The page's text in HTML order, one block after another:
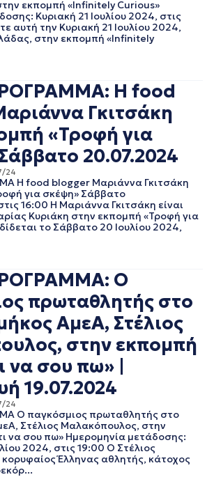
ΜΑΙΟΣ 2018
ΑΠΡΙΛΙΟΣ 2018
ΜΑΡΤΙΟΣ 2018
ΔΕΚΕΜΒΡΙΟΣ 2017
ΝΟΕΜΒΡΙΟΣ 2017
ΟΚΤΩΒΡΙΟΣ 2017
ΣΕΠΤΕΜΒΡΙΟΣ 2017
ΑΥΓΟΥΣΤΟΣ 2017
ΙΟΥΛΙΟΣ 2017
ΜΑΙΟΣ 2017
ΑΠΡΙΛΙΟΣ 2017
ΜΑΡΤΙΟΣ 2017
ΦΕΒΡΟΥΑΡΙΟΣ 2017
ΝΟΕΜΒΡΙΟΣ 2016
ΣΕΠΤΕΜΒΡΙΟΣ 2016
ΑΥΓΟΥΣΤΟΣ 2016
ΙΟΥΛΙΟΣ 2016
ΙΟΥΝΙΟΣ 2016
εκπομπή «Infinitely Curious»
Κυριακή 21 Ιουλίου 2024, στις
αυτή την Κυριακή 21 Ιουλίου 2024,
στην εκπομπή «Infinitely
Η food
Γκιτσάκη
«Τροφή για
20.07.2024
24
Η food blogger Μαριάννα Γκιτσάκη
για σκέψη» Σάββατο
16:00 Η Μαριάννα Γκιτσάκη είναι
Κυριάκη στην εκπομπή «Τροφή για
το Σάββατο 20 Ιουλίου 2024,
Ο
πρωταθλητής στο
ΑμεΑ, Στέλιος
στην εκπομπή
να σου πω» |
19.07.2024
24
Ο παγκόσμιος πρωταθλητής στο
Στέλιος Μαλακόπουλος, στην
να σου πω» Ημερομηνία μετάδοσης:
2024, στις 19:00 Ο Στέλιος
Έλληνας αθλητής, κάτοχος